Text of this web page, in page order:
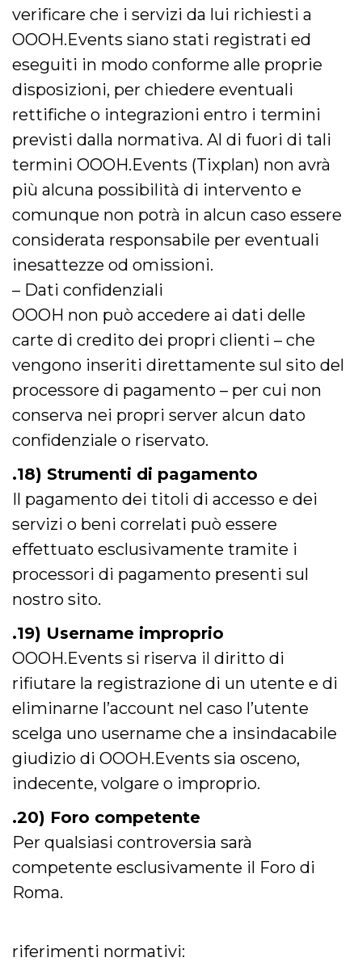
verificare che i servizi da lui richiesti a
OOOH.Events siano stati registrati ed
eseguiti in modo conforme alle proprie
disposizioni, per chiedere eventuali
rettifiche o integrazioni entro i termini
previsti dalla normativa. Al di fuori di tali
termini OOOH.Events (Tixplan) non avrà
più alcuna possibilità di intervento e
comunque non potrà in alcun caso essere
considerata responsabile per eventuali
inesattezze od omissioni.
– Dati confidenziali
OOOH non può accedere ai dati delle
carte di credito dei propri clienti – che
vengono inseriti direttamente sul sito del
processore di pagamento – per cui non
conserva nei propri server alcun dato
confidenziale o riservato.
.18) Strumenti di pagamento
Il pagamento dei titoli di accesso e dei
servizi o beni correlati può essere
effettuato esclusivamente tramite i
processori di pagamento presenti sul
nostro sito.
.19) Username improprio
OOOH.Events si riserva il diritto di
rifiutare la registrazione di un utente e di
eliminarne l’account nel caso l’utente
scelga uno username che a insindacabile
giudizio di OOOH.Events sia osceno,
indecente, volgare o improprio.
.20) Foro competente
Per qualsiasi controversia sarà
competente esclusivamente il Foro di
Roma.
riferimenti normativi: